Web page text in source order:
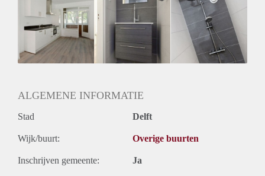
ALGEMENE INFORMATIE
Stad Delft
Wijk/buurt: Overige buurten
Inschrijven gemeente: Ja